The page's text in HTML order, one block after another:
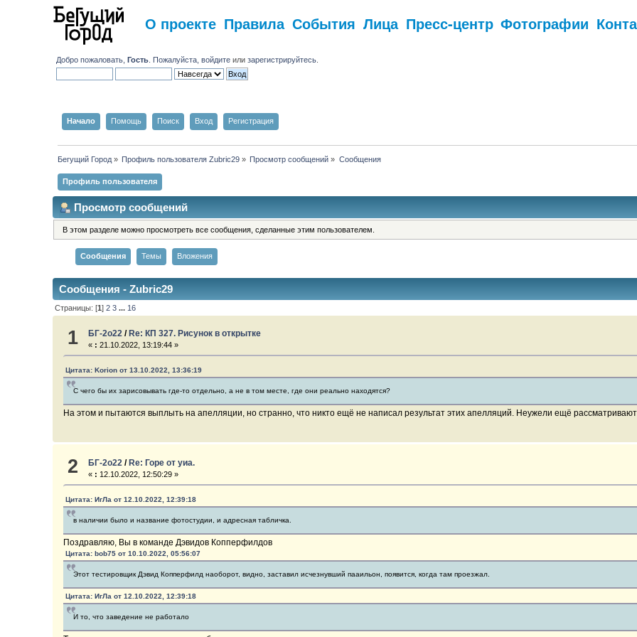
О проекте Правила События Лица Пресс-центр Фотографии
Добро пожаловать,Гость . Пожалуйста,войдите илизарегистрируйтесь
Начало Помощь Поиск Вход Регистрация
Бегущий Город» Профиль пользователя Zubric29» Просмотр сообщений » Сообщения
Профиль пользователя
Просмотр сообщений
В этом разделе можно просмотреть все сообщения, сделанные этим пользователем.
Сообщения Темы Вложения
Сообщения - Zubric29
Страницы: [1] 2 3 ... 16
1 БГ-2о22/ Re: КП 327. Рисунок в открытке
« : 21.10.2022, 13:19:44 »
Цитата: Korion от 13.10.2022, 13:36:19
С чего бы их зарисовывать где-то отдельно, а не в том месте, где они реально находятся?
На этом и пытаются выплыть на апелляции, но странно, что никто ещё не написал результат этих апелляций. Неужели ещё
2 БГ-2о22 /Re: Горе от уиа.
« : 12.10.2022, 12:50:29 »
Цитата: ИгЛа от 12.10.2022, 12:39:18
в наличии было и название фотостудии, и адресная табличка.
Поздравляю, Вы в команде Дэвидов Копперфилдов
Цитата: bob75 от 10.10.2022, 05:56:07
Этот тестировщик Дэвид Копперфилд наоборот, видно, заставил исчезнувший пааильон, появится, когда там проезжал.
Цитата: ИгЛа от 12.10.2022, 12:39:18
И то, что заведение не работало